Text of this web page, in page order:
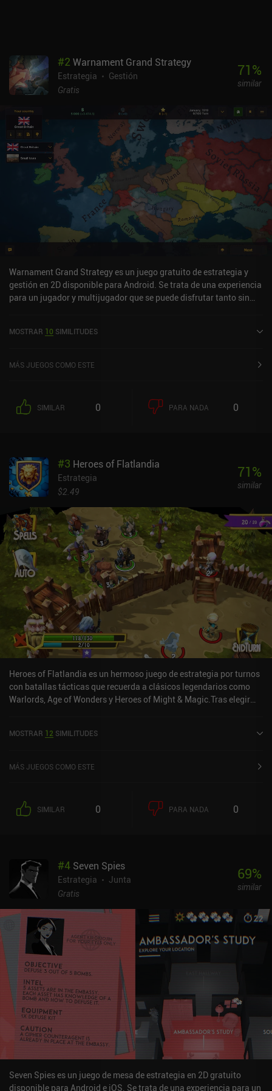
#2 Warnament Grand Strategy
Estrategia
Gestión
Gratis
71%
similar
Warnament Grand Strategy es un juego gratuito de estrategia y
gestión en 2D disponible para Android. Se trata de una experiencia
para un jugador y multijugador que se puede disfrutar tanto sin
Warnament Grand Strategy se lanzó en mayo de 2026 y tiene
MOSTRAR 10 SIMILITUDES
MÁS JUEGOS COMO ESTE
SIMILAR 0 PARA NADA 0
#3 Heroes of Flatlandia
Estrategia
$2.49
71%
similar
Heroes of Flatlandia es un hermoso juego de estrategia por turnos
con batallas tácticas que recuerda a clásicos legendarios como
Warlords, Age of Wonders y Heroes of Might & Magic.Tras elegir
control territorial contra facciones rivales. En cada turno,
recursos, y mejorar nuestra capital para aumentar nuestra
limitadas, pero por suerte, esto no afecta demasiado a la
profundidad estratégica del juego.Lo que hace que el juego
donde nos turnamos para mover nuestras tropas, acuchillar a los
enemigos, disparar proyectiles desde lejos y lanzar poderosos
hechizos. Cada jugador tiene un héroe principal único que
pero como el combate puede ser iniciado por cualquier unidad, nos
enfrentamos al dilema táctico común de si dividir nuestras tropas
para cubrir mayores áreas, o combinarlas para aumentar su
eficacia en combate.El juego ofrece un conjunto de escenarios
para un jugador y multijugador en caliente contra hasta cuatro
oponentes. Por desgracia, la IA no ofrece grandes desafíos y no
hay campaña de historia. El multijugador online también está por
llegar.Heroes of Flatlandia cuesta 2,49 $ en Android y 1,99 $ en
iOS. En Android, también hay una versión demo para probarlo
antes de comprarlo. A pesar de su simplicidad y falta de contenido
a largo plazo, sigue siendo una experiencia agradable para los
fans de los juegos de estrategia bien hechos.
MOSTRAR 12 SIMILITUDES
MÁS JUEGOS COMO ESTE
SIMILAR 0 PARA NADA 0
#4 Seven Spies
Estrategia
Junta
Gratis
69%
similar
Seven Spies es un juego de mesa de estrategia en 2D gratuito
disponible para Android e iOS. Se trata de una experiencia para un